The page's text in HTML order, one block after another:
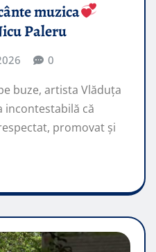
muzica
Paleru
0
buze, artista Vlăduța
incontestabilă că
promovat şi